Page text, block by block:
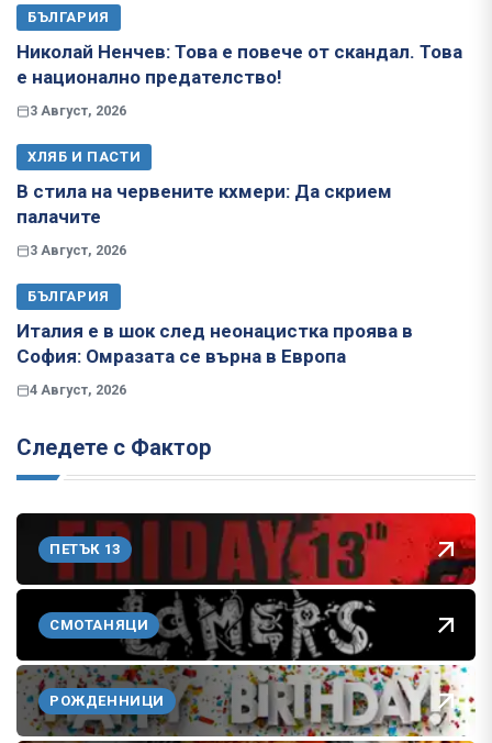
БЪЛГАРИЯ
Николай Ненчев: Това е повече от скандал. Това
е национално предателство!
3 Август, 2026
ХЛЯБ И ПАСТИ
В стила на червените кхмери: Да скрием
палачите
3 Август, 2026
БЪЛГАРИЯ
Италия е в шок след неонацистка проява в
София: Омразата се върна в Европа
4 Август, 2026
Следете с Фактор
ПЕТЪК 13
СМОТАНЯЦИ
РОЖДЕННИЦИ